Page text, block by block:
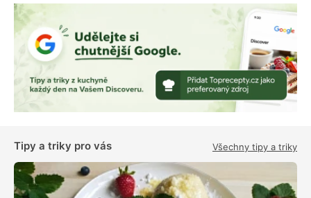
Tipy a triky pro vás Všechny tipy a triky